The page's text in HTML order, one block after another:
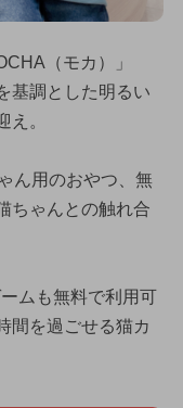
（モカ）」
基調とした明るい
え。
ん用のおやつ、無
ちゃんとの触れ合
ムも無料で利用可
間を過ごせる猫カ